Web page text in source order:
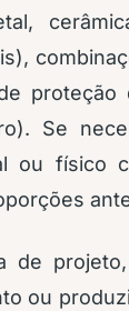
Se
ou físico
de
ou